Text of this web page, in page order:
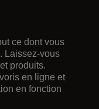
ce dont vous
Laissez-vous
produits.
en ligne et
en fonction